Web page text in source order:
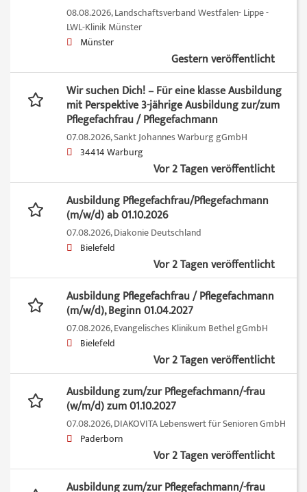
08.08.2026,Landschaftsverband Westfalen- Lippe -
LWL-Klinik Münster
Münster
Gestern veröffentlicht
Wir suchen Dich! – Für eine klasse Ausbildung
mit Perspektive 3-jährige Ausbildung zur/zum
Pflegefachfrau / Pflegefachmann
07.08.2026,Sankt Johannes Warburg gGmbH
34414 Warburg
Vor 2 Tagen veröffentlicht
Ausbildung Pflegefachfrau/Pflegefachmann
(m/w/d) ab 01.10.2026
07.08.2026,Diakonie Deutschland
Bielefeld
Vor 2 Tagen veröffentlicht
Ausbildung Pflegefachfrau / Pflegefachmann
(m/w/d), Beginn 01.04.2027
07.08.2026,Evangelisches Klinikum Bethel gGmbH
Bielefeld
Vor 2 Tagen veröffentlicht
Ausbildung zum/zur Pflegefachmann/-frau
(w/m/d) zum 01.10.2027
07.08.2026,DIAKOVITA Lebenswert für Senioren GmbH
Paderborn
Vor 2 Tagen veröffentlicht
Ausbildung zum/zur Pflegefachmann/-frau